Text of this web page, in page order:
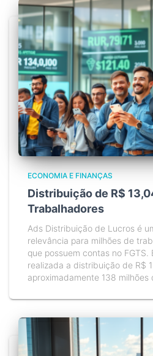
ECONOMIA E FINANÇAS
Distribuição de R$
Trabalhadores
Ads Distribuição de Lucros é
relevância para milhões de
que possuem contas no FGTS.
realizada a distribuição de R$
aproximadamente 138 milhões